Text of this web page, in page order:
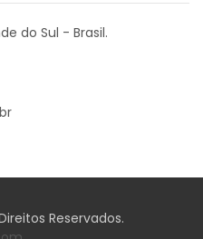
do Sul - Brasil.
Reservados.